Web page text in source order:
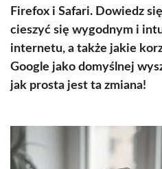
Firefox i Safari. Dowiedz
cieszyć się wygodnym i
internetu, a także jakie
Google jako domyślnej
jak prosta jest ta zmiana!